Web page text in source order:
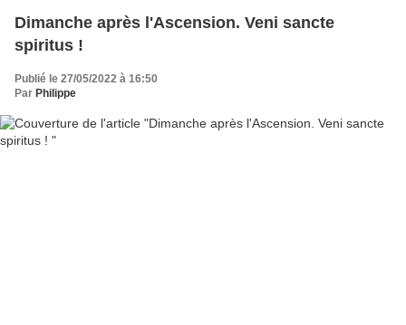
Dimanche après l'Ascension. Veni sancte
spiritus !
Publié le 27/05/2022 à 16:50
Par Philippe